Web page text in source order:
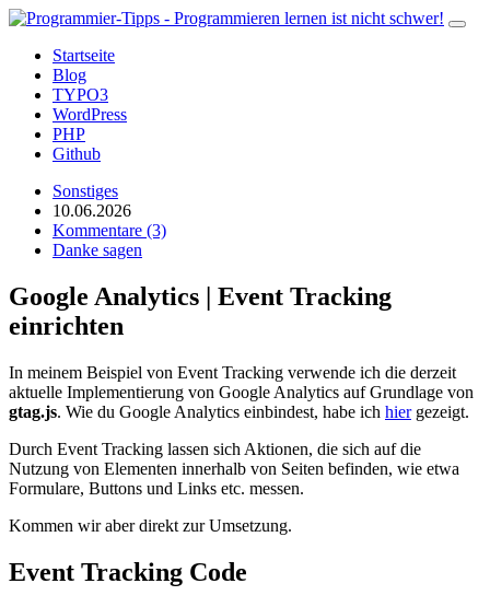
Startseite
Blog
TYPO3
WordPress
PHP
Github
Sonstiges
10.06.2026
Kommentare (3)
Danke sagen
Google Analytics | Event Tracking
einrichten
In meinem Beispiel von Event Tracking verwende ich die derzeit
aktuelle Implementierung von Google Analytics auf Grundlage von
gtag.js. Wie du Google Analytics einbindest, habe ich hiergezeigt.
Durch Event Tracking lassen sich Aktionen, die sich auf die
Nutzung von Elementen innerhalb von Seiten befinden, wie etwa
Formulare, Buttons und Links etc. messen.
Kommen wir aber direkt zur Umsetzung.
Event Tracking Code